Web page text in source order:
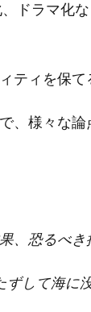
ドラマ化
ティを保て
、様々な論
、恐るべき
ずして海に